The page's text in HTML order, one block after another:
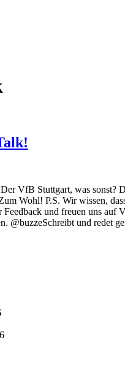
VfB Stuttgart, was sonst?
Wohl! P.S. Wir wissen,
und freuen uns
@buzzeSchreibt und redet